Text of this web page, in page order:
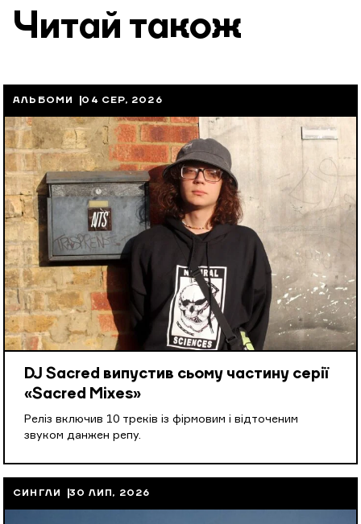
Читай також
АЛЬБОМИ 04 СЕР, 2026
DJ Sacred випустив сьому частину серії
«Sacred Mixes»
Реліз включив 10 треків із фірмовим і відточеним
звуком данжен репу.
СИНГЛИ 30 ЛИП, 2026